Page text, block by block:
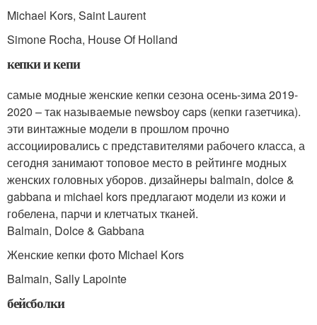
Michael Kors, Saint Laurent
Simone Rocha, House Of Holland
кепки и кепи
самые модные женские кепки сезона осень-зима 2019-
2020 – так называемые newsboy caps (кепки газетчика).
эти винтажные модели в прошлом прочно
ассоциировались с представителями рабочего класса, а
сегодня занимают топовое место в рейтинге модных
женских головных уборов. дизайнеры balmain, dolce &
gabbana и michael kors предлагают модели из кожи и
гобелена, парчи и клетчатых тканей.
Balmain, Dolce & Gabbana
Женские кепки фото Michael Kors
Balmain, Sally Lapointe
бейсболки